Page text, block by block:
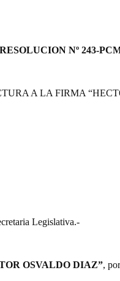
RESOLUCION Nº 243-
A LA FIRMA
Legislativa.-
OSVALDO DIAZ”,